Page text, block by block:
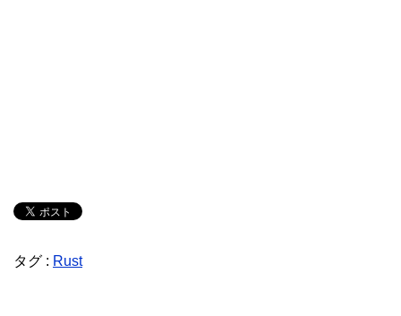
タグ : Rust